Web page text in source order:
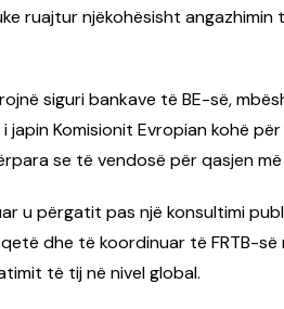
ruajtur njëkohësisht angazhimin
siguri bankave të BE-së,
japin Komisionit Evropian kohë
se të vendosë për qasjen
u përgatit pas një konsultimi
dhe të koordinuar të FRTB-së
të tij në nivel global.